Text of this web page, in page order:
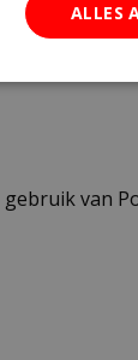
van
ALLES